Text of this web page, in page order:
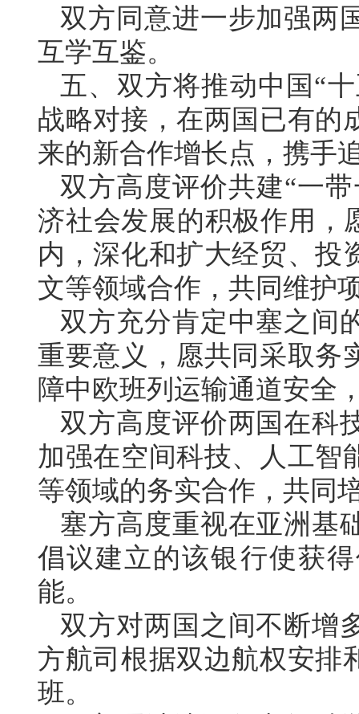
双方同意进一步加强两
互学互鉴。
五、双方将推动中国“
战略对接，在两国已有的
来的新合作增长点，携手
双方高度评价共建“一
济社会发展的积极作用，
内，深化和扩大经贸、投
文等领域合作，共同维护
双方充分肯定中塞之间
重要意义，愿共同采取务
障中欧班列运输通道安全
双方高度评价两国在科
加强在空间科技、人工智
等领域的务实合作，共同
塞方高度重视在亚洲基
倡议建立的该银行使获
能。
双方对两国之间不断增
方航司根据双边航权安排
班。